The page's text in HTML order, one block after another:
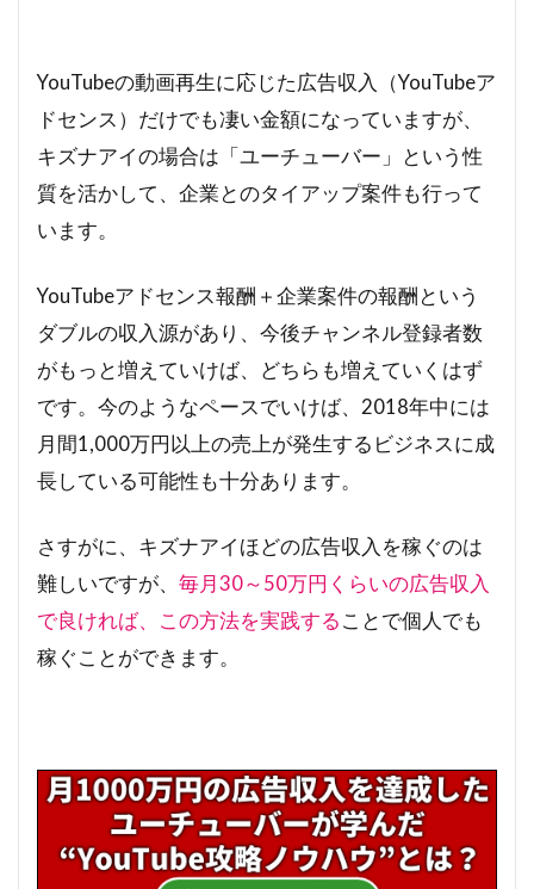
YouTubeの動画再生に応じた広告収入（YouTubeア
ドセンス）だけでも凄い金額になっていますが、
キズナアイの場合は「ユーチューバー」という性
質を活かして、企業とのタイアップ案件も行って
います。
YouTubeアドセンス報酬＋企業案件の報酬という
ダブルの収入源があり、今後チャンネル登録者数
がもっと増えていけば、どちらも増えていくはず
です。今のようなペースでいけば、2018年中には
月間1,000万円以上の売上が発生するビジネスに成
長している可能性も十分あります。
さすがに、キズナアイほどの広告収入を稼ぐのは
難しいですが、 毎月30～50万円くらいの広告収入
で良ければ、この方法を実践することで個人でも
稼ぐことができます。